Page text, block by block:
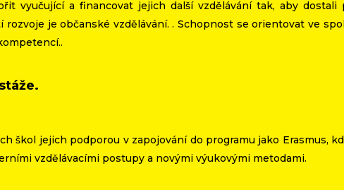
vyučující a financovat jejich další vzdělávání tak, aby
rozvoje je občanské vzdělávání. . Schopnost se orientovat ve
škol jejich podporou v zapojování do programu jako Erasmus,
vzdělávacími postupy a novými výukovými metodami.